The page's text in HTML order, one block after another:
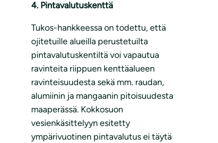
4. Pintavalutuskenttä
Tukos-hankkeessa on todettu, että
ojitetuille alueilla perustetuilta
pintavalutuskentiltä voi vapautua
ravinteita riippuen kenttäalueen
ravinteisuudesta sekä mm. raudan,
alumiinin ja mangaanin pitoisuudesta
maaperässä. Kokkosuon
vesienkäsittelyyn esitetty
ympärivuotinen pintavalutus ei täytä